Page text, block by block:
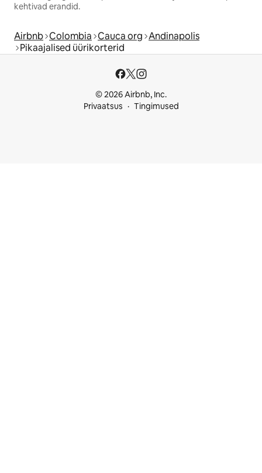
kehtivad erandid.
Airbnb Colombia Cauca org Andinapolis
Pikaajalised üürikorterid
© 2026 Airbnb, Inc.
Privaatsus
Tingimused